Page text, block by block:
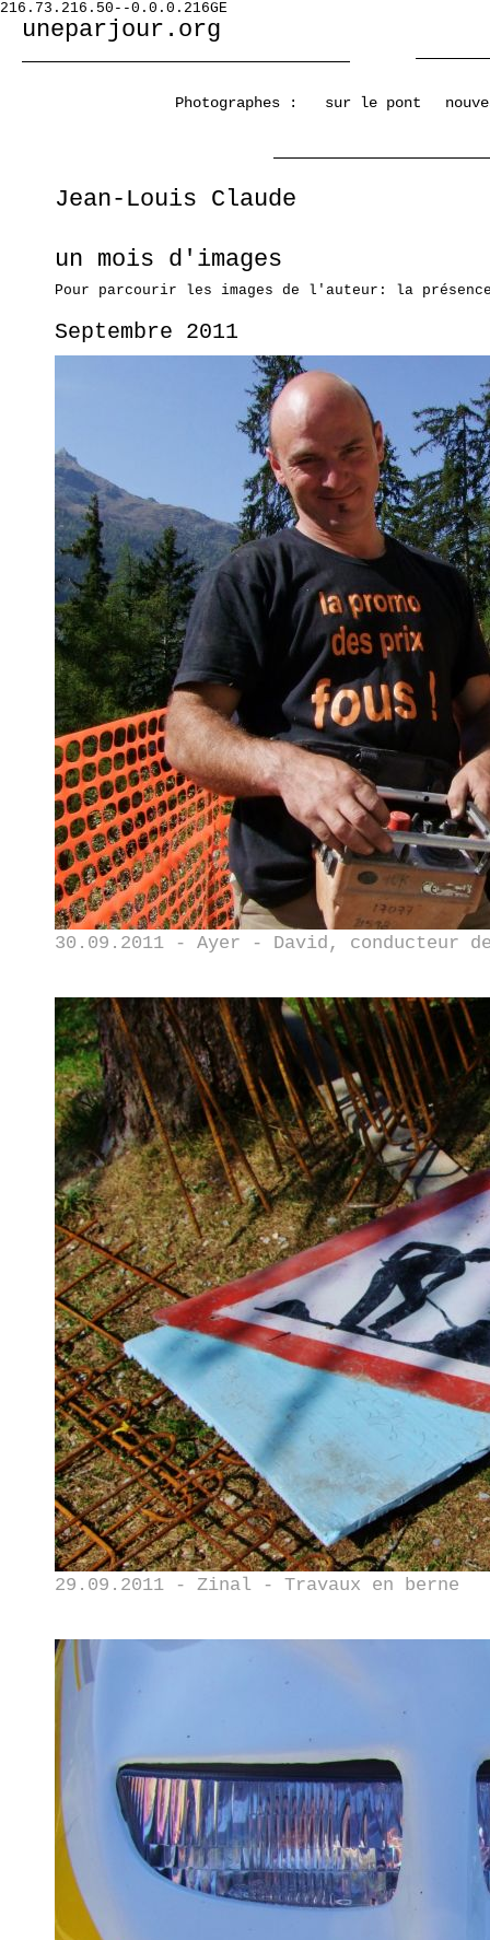
216.73.216.50--0.0.0.216GE
uneparjour.org
Photographes : sur le pont
Jean-Louis Claude
un mois d'images
Pour parcourir les images de l'auteur: la
Septembre 2011
30.09.2011 - Ayer - David, conducteur
29.09.2011 - Zinal - Travaux en berne